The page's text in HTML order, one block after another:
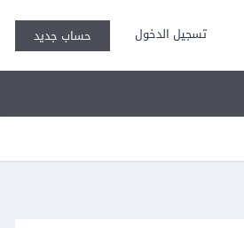
تسجيل الدخول حساب جديد